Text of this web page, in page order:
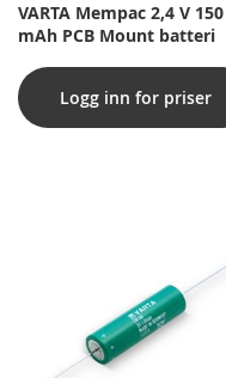
VARTA Mempac 2,4 V 150
mAh PCB Mount batteri
Logg inn for priser